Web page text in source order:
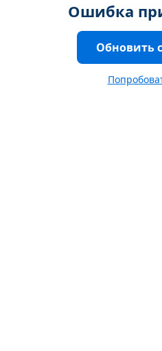
Ошибка
Обновить